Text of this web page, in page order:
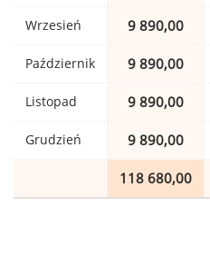
Wrzesień 9 890,00
Październik 9 890,00
Listopad 9 890,00
Grudzień 9 890,00
118 680,00